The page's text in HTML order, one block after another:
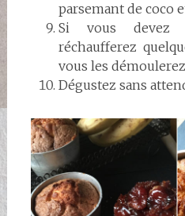
parsemant de coco
Si vous devez
réchaufferez
vous les
Dégustez sans